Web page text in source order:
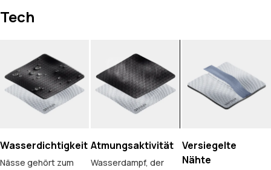
Tech
Wasserdichtigkeit
Nässe gehört zum
Atmungsaktivität
Wasserdampf, der
Versiegelte
Nähte